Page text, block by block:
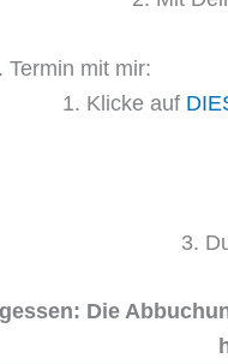
Termin mit mir:
1. Klicke auf
3.
Die